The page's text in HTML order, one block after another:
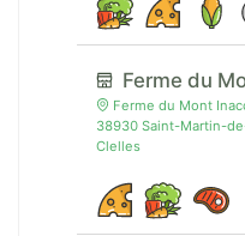
Ferme du Mont
38930 Saint-Martin-
Clelles